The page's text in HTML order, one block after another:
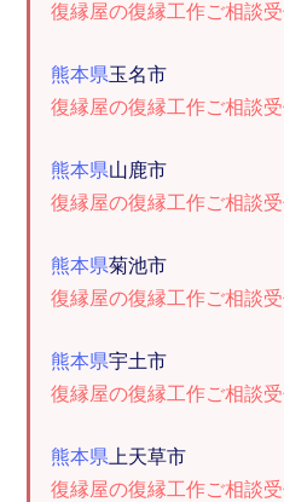
復縁屋の復縁工作ご相談
熊本県玉名市
復縁屋の復縁工作ご相談
熊本県山鹿市
復縁屋の復縁工作ご相談
熊本県菊池市
復縁屋の復縁工作ご相談
熊本県宇土市
復縁屋の復縁工作ご相談
熊本県 上天草市
復縁屋の復縁工作ご相談